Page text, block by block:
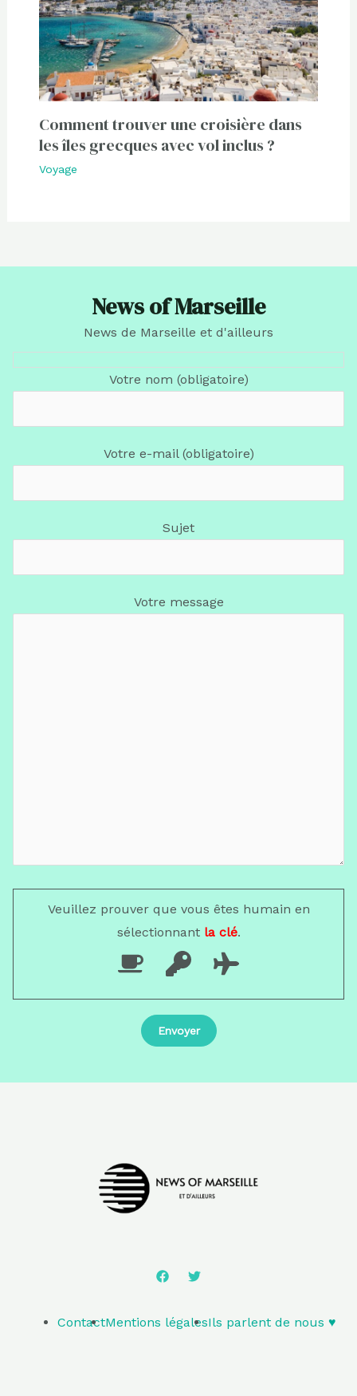
Comment trouver une croisière dans
les îles grecques avec vol inclus ?
Voyage
News of Marseille
News de Marseille et d'ailleurs
Votre nom (obligatoire)
Votre e-mail (obligatoire)
Sujet
Votre message
Veuillez prouver que vous êtes humain en
sélectionnantla clé.
ContactMentions légalesIls parlent de nous ♥️